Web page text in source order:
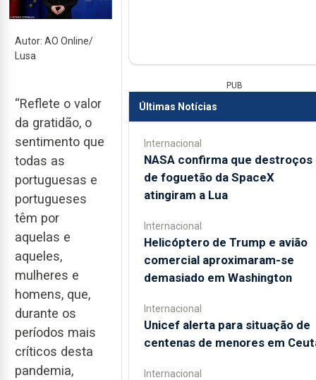
Autor: AO Online/
Lusa
“Reflete o valor
da gratidão, o
sentimento que
todas as
portuguesas e
portugueses
têm por
aquelas e
aqueles,
mulheres e
homens, que,
durante os
períodos mais
críticos desta
pandemia,
PUB
Últimas Notícias
Internacional
NASA confirma que destroços
de foguetão da SpaceX
atingiram a Lua
Internacional
Helicóptero de Trump e avião
comercial aproximaram-se
demasiado em Washington
Internacional
Unicef alerta para situação de
centenas de menores em
Internacional